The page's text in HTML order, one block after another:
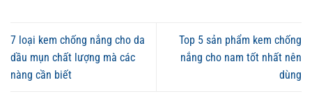
7 loại kem chống nắng cho da
dầu mụn chất lượng mà các
nàng cần biết
Top 5 sản phẩm kem chống
nắng cho nam tốt nhất nên
dùng